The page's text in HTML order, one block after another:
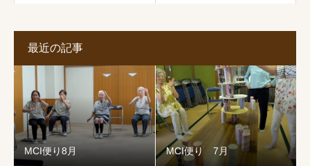
最近の記事
MCI便り8月 MCI便り 7月